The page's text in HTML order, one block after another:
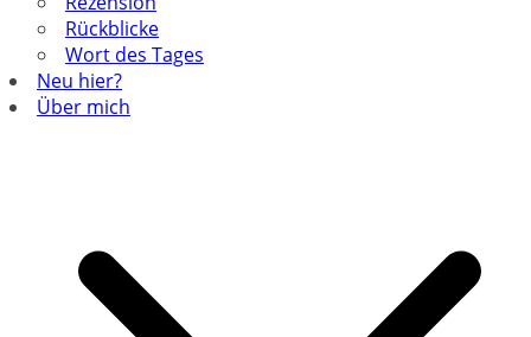
Rückblicke
Wort des Tages
Neu hier?
Über mich